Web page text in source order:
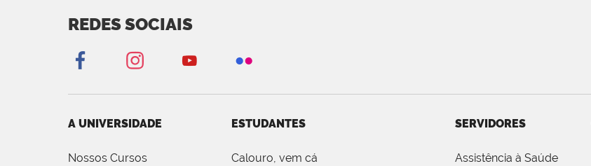
REDES SOCIAIS
A UNIVERSIDADE
Nossos Cursos
ESTUDANTES
Calouro, vem cá
SERVIDORES
Assistência à Saúde